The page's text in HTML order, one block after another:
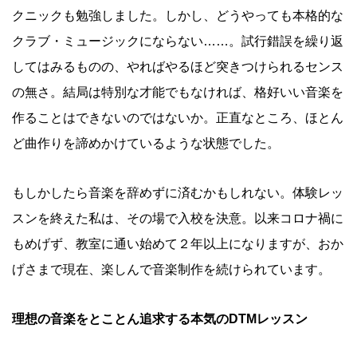
クニックも勉強しました。しかし、どうやっても本格的な
クラブ・ミュージックにならない……。試行錯誤を繰り返
してはみるものの、やればやるほど突きつけられるセンス
の無さ。結局は特別な才能でもなければ、格好いい音楽を
作ることはできないのではないか。正直なところ、ほとん
ど曲作りを諦めかけているような状態でした。
もしかしたら音楽を辞めずに済むかもしれない。体験レッ
スンを終えた私は、その場で入校を決意。以来コロナ禍に
もめげず、教室に通い始めて２年以上になりますが、おか
げさまで現在、楽しんで音楽制作を続けられています。
理想の音楽をとことん追求する本気のDTM レッスン